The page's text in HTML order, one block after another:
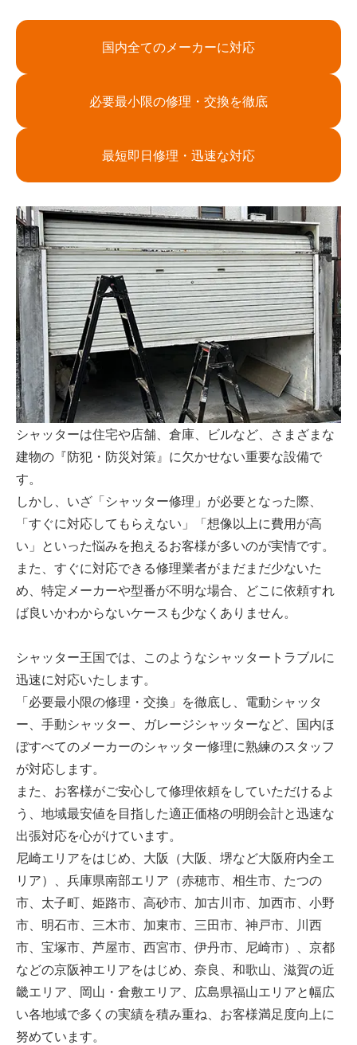
国内全てのメーカーに対応
必要最小限の修理・交換を徹底
最短即日修理・迅速な対応
シャッターは住宅や店舗、倉庫、ビルなど、さまざまな
建物の『防犯・防災対策』に欠かせない重要な設備で
す。
しかし、いざ「シャッター修理」が必要となった際、
「すぐに対応してもらえない」「想像以上に費用が高
い」といった悩みを抱えるお客様が多いのが実情です。
また、すぐに対応できる修理業者がまだまだ少ないた
め、特定メーカーや型番が不明な場合、どこに依頼すれ
ば良いかわからないケースも少なくありません。
シャッター王国では、このようなシャッタートラブルに
迅速に対応いたします。
「必要最小限の修理・交換」を徹底し、電動シャッタ
ー、手動シャッター、ガレージシャッターなど、国内ほ
ぼすべてのメーカーのシャッター修理に熟練のスタッフ
が対応します。
また、お客様がご安心して修理依頼をしていただけるよ
う、地域最安値を目指した適正価格の明朗会計と迅速な
出張対応を心がけています。
尼崎エリアをはじめ、大阪（大阪、堺など大阪府内全エ
リア）、兵庫県南部エリア（赤穂市、相生市、たつの
市、太子町、姫路市、高砂市、加古川市、加西市、小野
市、明石市、三木市、加東市、三田市、神戸市、川西
市、宝塚市、芦屋市、西宮市、伊丹市、尼崎市）、京都
などの京阪神エリアをはじめ、奈良、和歌山、滋賀の近
畿エリア、岡山・倉敷エリア、広島県福山エリアと幅広
い各地域で多くの実績を積み重ね、お客様満足度向上に
努めています。